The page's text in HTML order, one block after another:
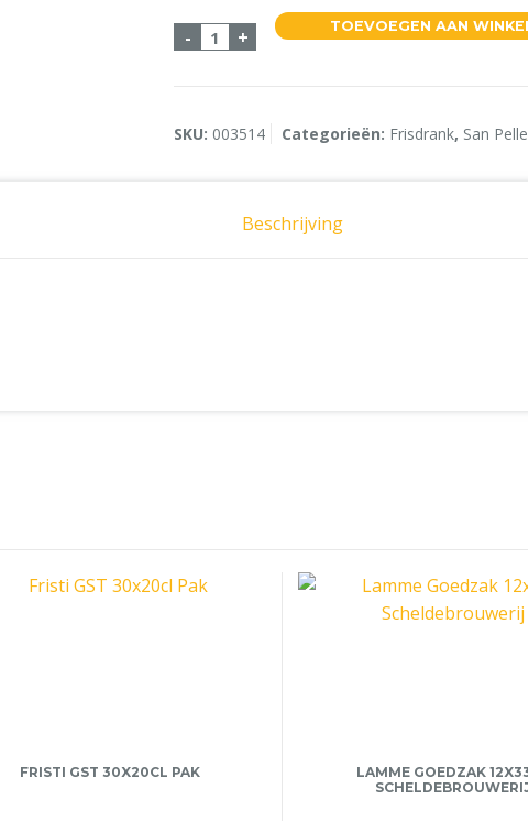
- San Pellegrino Aqua Minerale
+ TOEVOEGEN AAN
SKU: 003514 Categorieën: Frisdrank, San
Beschrijving
FRISTI GST 30X20CL PAK
LAMME GOEDZAK